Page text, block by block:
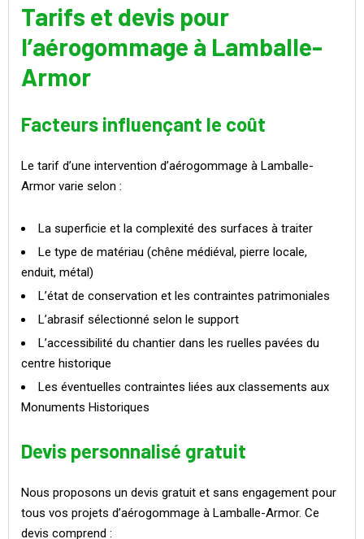
Tarifs et devis pour
l’aérogommage à Lamballe-
Armor
Facteurs influençant le coût
Le tarif d’une intervention d’aérogommage à Lamballe-
Armor varie selon :
La superficie et la complexité des surfaces à traiter
Le type de matériau (chêne médiéval, pierre locale,
enduit, métal)
L’état de conservation et les contraintes patrimoniales
L’abrasif sélectionné selon le support
L’accessibilité du chantier dans les ruelles pavées du
centre historique
Les éventuelles contraintes liées aux classements aux
Monuments Historiques
Devis personnalisé gratuit
Nous proposons un devis gratuit et sans engagement pour
tous vos projets d’aérogommage à Lamballe-Armor. Ce
devis comprend :